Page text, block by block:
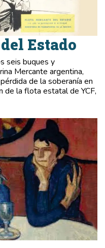
Estado
seis buques y
Mercante argentina,
de la soberanía en
de la flota estatal de YCF,